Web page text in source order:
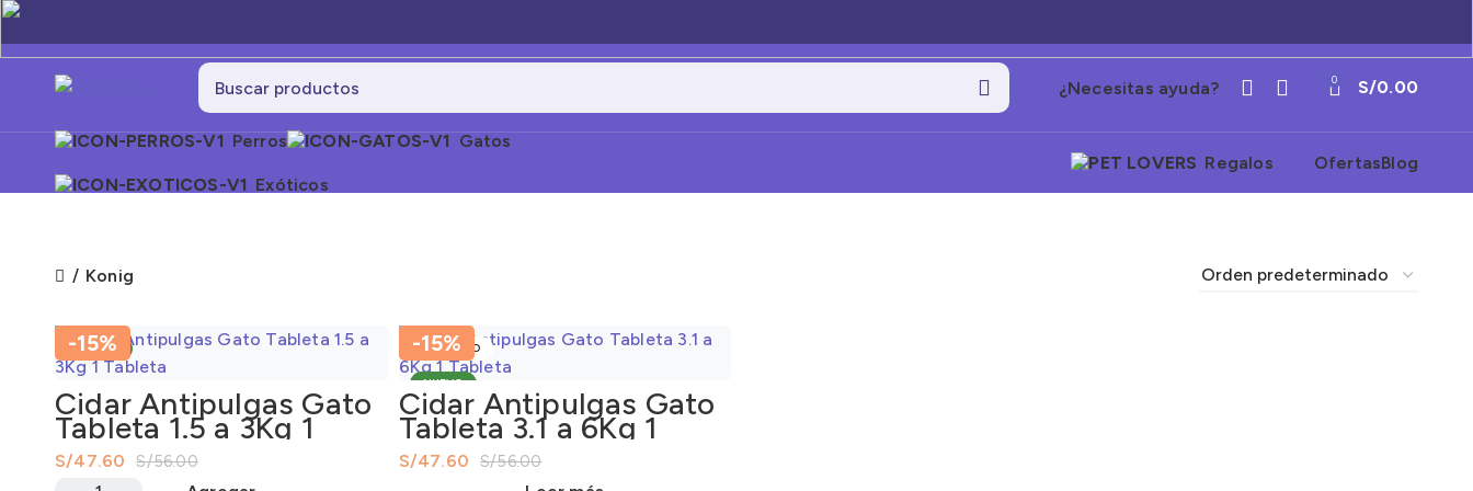
¿Necesitas ayuda? 0 S/0.00
Perros Gatos
Exóticos
Regalos OfertasBlog
Konig
NUEVO
-15%
Cidar Antipulgas Gato
Tableta 1.5 a 3Kg 1
Tableta
S/56.00
S/47.60
AGOTADO
NUEVO
-15%
Cidar Antipulgas Gato
Tableta 3.1 a 6Kg 1
Tableta
S/56.00
S/47.60